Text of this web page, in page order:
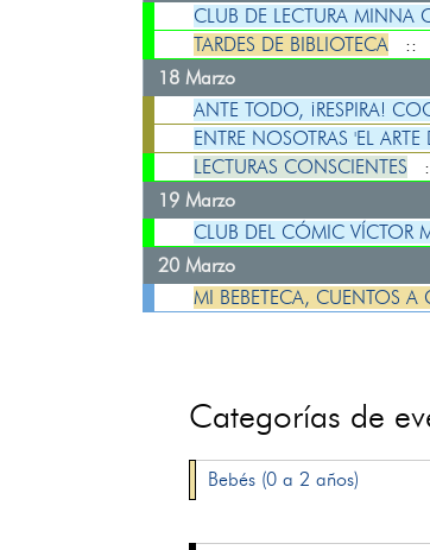
CLUB DE LECTURA MINNA
TARDES DE BIBLIOTECA::
18 Marzo
ANTE TODO, ¡RESPIRA!
ENTRE NOSOTRAS 'EL
LECTURAS CONSCIENTES
19 Marzo
CLUB DEL CÓMIC VÍCTOR
20 Marzo
MI BEBETECA, CUENTOS
Categorías de
Bebés (0 a 2 años)